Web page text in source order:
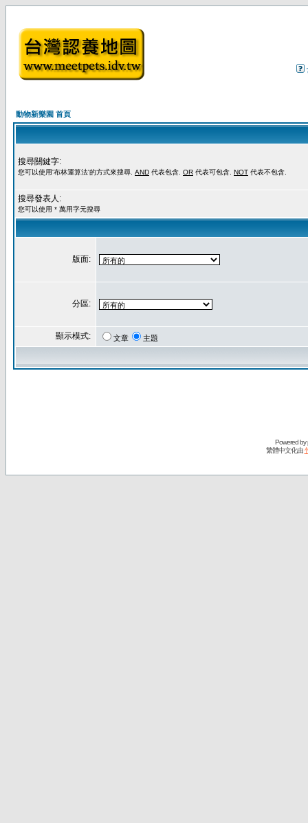
動物新樂園 首頁
搜尋關鍵字:
您可以使用'布林運算法'的方式來搜尋. AND 代表包含. OR 代表可包含. NOT 代表不包含.
搜尋發表人:
您可以使用 * 萬用字元搜尋
版面:
分區:
顯示模式: 文章 主題
Powered by
繁體中文化由